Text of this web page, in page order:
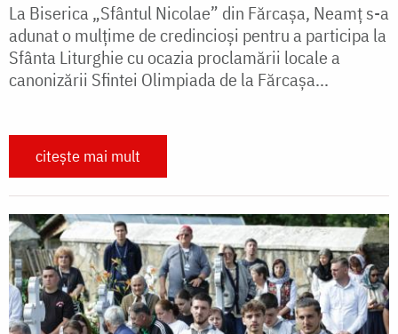
La Biserica „Sfântul Nicolae” din Fărcașa, Neamț s-a
adunat o mulțime de credincioși pentru a participa la
Sfânta Liturghie cu ocazia proclamării locale a
canonizării Sfintei Olimpiada de la Fărcașa...
citește mai mult